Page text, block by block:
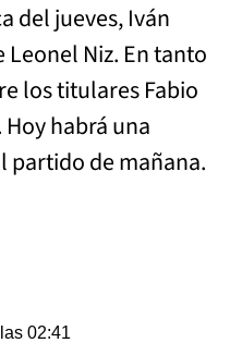
del jueves, Iván
Niz. En tanto
los titulares Fabio
habrá una
partido de mañana.
02:41